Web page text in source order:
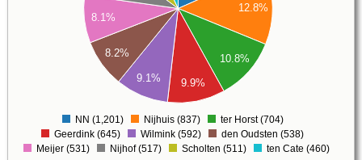
12.8%
10.8%
9.9%
9.1%
8.2%
8.1%
0
NN (1,201) Nijhuis (837)
ter Horst (704)
Geerdink (645)
Wilmink (592)
den Oudsten (538)
Meijer (531)
Nijhof (517) Scholten (511) ten Cate (460)